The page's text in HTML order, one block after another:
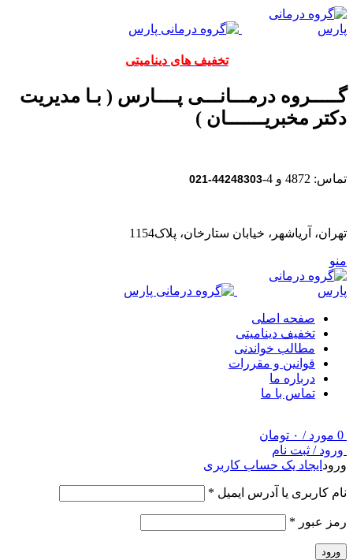
تخفیف های دینامیتی
گـــــروه درمـــانـــی پــــارس ( بـا مدیریت
دکتر مخبریـــــــان )
تماس: 4872 و 4- 44248303-021
تهران، آریاشهر، خیابان ستارخان، پلاک1154
منو
صفحه اصلی
تخفیف دینامیتی
مطالب خواندنی
قوانین و مقررات
درباره ما
تماس با ما
0 مورد / ۰ تومان
ورود / ثبت نام
ورود ایجاد یک حساب کاربری
نام کاربری یا آدرس ایمیل *
رمز عبور *
ورود